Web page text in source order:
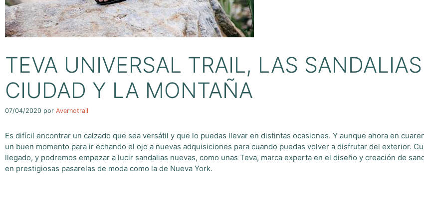
TEVA UNIVERSAL TRAIL, LAS
CIUDAD Y LA MONTAÑA
07/04/2020 por Avernotrail
Es difícil encontrar un calzado que sea versátil y que lo puedas llevar en distintas ocasiones. Y aunque ahora en
un buen momento para ir echando el ojo a nuevas adquisiciones para cuando puedas volver a disfrutar del exterior.
llegado, y podremos empezar a lucir sandalias nuevas, como unas Teva, marca experta en el diseño y creación de
en prestigiosas pasarelas de moda como la de Nueva York.